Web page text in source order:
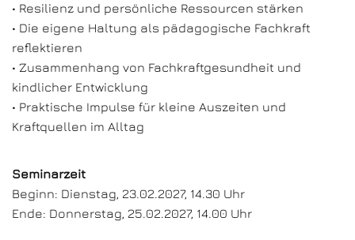
• Resilienz und persönliche Ressourcen stärken
• Die eigene Haltung als pädagogische Fachkraft
reflektieren
• Zusammenhang von Fachkraftgesundheit und
kindlicher Entwicklung
• Praktische Impulse für kleine Auszeiten und
Kraftquellen im Alltag
Seminarzeit
Beginn: Dienstag, 23.02.2027, 14.30 Uhr
Ende: Donnerstag, 25.02.2027, 14.00 Uhr